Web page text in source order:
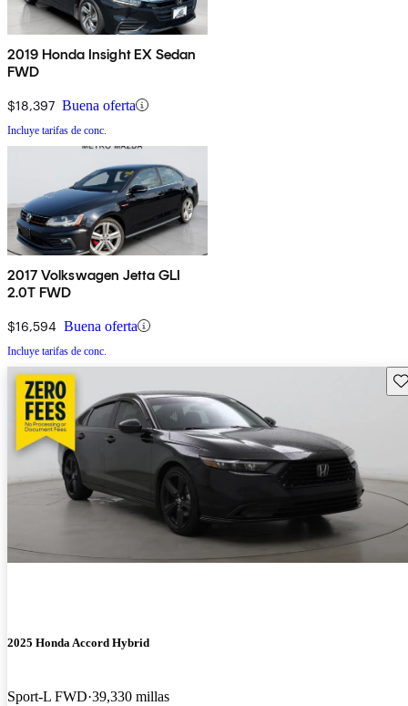
2019 Honda Insight EX Sedan
FWD
$18,397 Buena oferta
Incluye tarifas de conc.
2017 Volkswagen Jetta GLI
2.0T FWD
$16,594 Buena oferta
Incluye tarifas de conc.
2025 Honda Accord Hybrid
Sport-L FWD 39,330 millas